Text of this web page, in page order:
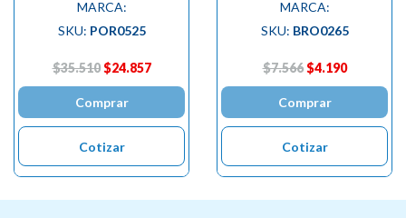
MARCA:
SKU: POR0525
$35.510 $24.857
Comprar
Cotizar
MARCA:
SKU: BRO0265
$7.566 $4.190
Comprar
Cotizar